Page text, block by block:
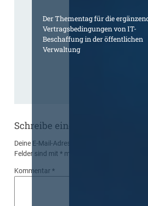
Der Thementag für die
Vertragsbedingungen von IT-
Beschaffung in der öffentlichen
Verwaltung
Schreibe einen Kommentar
Deine E-Mail-Adresse wird nicht
Felder sind mit* markiert
Kommentar*